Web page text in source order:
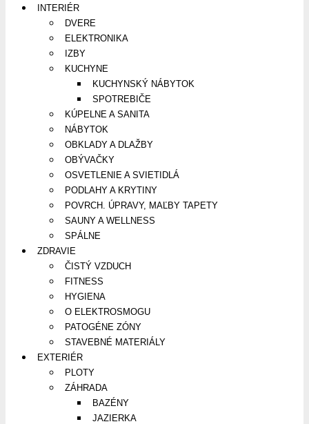
INTERIÉR
DVERE
ELEKTRONIKA
IZBY
KUCHYNE
KUCHYNSKÝ NÁBYTOK
SPOTREBIČE
KÚPELNE A SANITA
NÁBYTOK
OBKLADY A DLAŽBY
OBÝVAČKY
OSVETLENIE A SVIETIDLÁ
PODLAHY A KRYTINY
POVRCH. ÚPRAVY, MAĽBY TAPETY
SAUNY A WELLNESS
SPÁLNE
ZDRAVIE
ČISTÝ VZDUCH
FITNESS
HYGIENA
O ELEKTROSMOGU
PATOGÉNE ZÓNY
STAVEBNÉ MATERIÁLY
EXTERIÉR
PLOTY
ZÁHRADA
BAZÉNY
JAZIERKA